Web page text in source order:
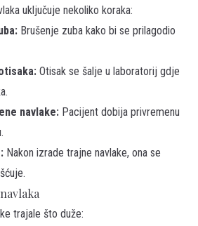
uključuje nekoliko koraka:
Brušenje zuba kako bi se prilagodio
Otisak se šalje u laboratorij gdje
navlake: Pacijent dobija privremenu
Nakon izrade trajne navlake, ona se
trajale što duže: